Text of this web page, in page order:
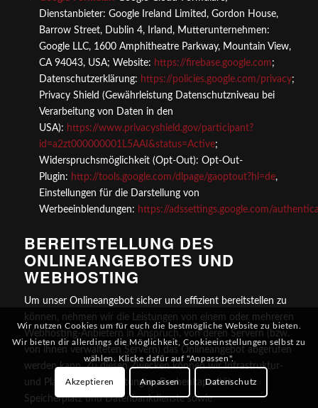
Dienstanbieter: Google Ireland Limited, Gordon House,
Barrow Street, Dublin 4, Irland, Mutterunternehmen:
Google LLC, 1600 Amphitheatre Parkway, Mountain View,
CA 94043, USA; Website: https://firebase.google.com;
Datenschutzerklärung: https://policies.google.com/privacy;
Privacy Shield (Gewährleistung Datenschutzniveau bei
Verarbeitung von Daten in den
USA): https://www.privacyshield.gov/participant?
id=a2zt000000001L5AAI&status=Active;
Widerspruchsmöglichkeit (Opt-Out): Opt-Out-
Plugin: http://tools.google.com/dlpage/gaoptout?hl=de,
Einstellungen für die Darstellung von
Werbeeinblendungen: https://adssettings.google.com/
BEREITSTELLUNG DES
ONLINEANGEBOTES UND
WEBHOSTING
Um unser Onlineangebot sicher und effizient bereitstellen zu
können, nehmen wir die Leistungen von einem oder mehreren
Webhosting-Anbietern in Anspruch, von deren Servern (bzw.
von ihnen verwalteten Servern) das Onlineangebot abgerufen
werden kann. Zu diesen Zwecken können wir Infrastruktur-
und Plattformdienstleistungen, Rechenkapazität,
Speicherplatz und Datenbankdienste sowie
Wir nutzen Cookies um für euch die bestmögliche Website zu bieten.
Wir bieten dir allerdings die Möglichkeit, Cookieeinstellungen selbst zu
wählen. Klicke dafür auf "Anpassen".
Akzeptieren Anpassen Datenschutz